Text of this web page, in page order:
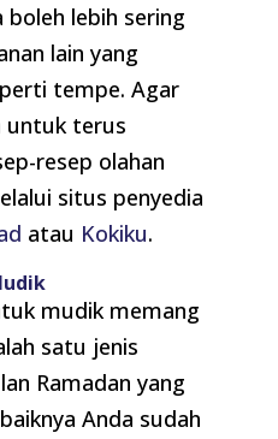
boleh lebih sering
lain yang
tempe. Agar
untuk terus
resep olahan
situs penyedia
atau Kokiku.
mudik memang
satu jenis
Ramadan yang
Anda sudah